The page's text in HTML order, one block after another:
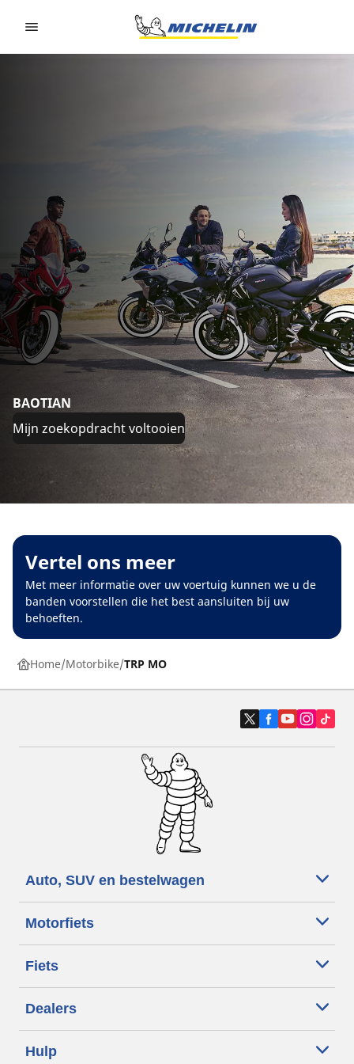
BAOTIAN
Mijn zoekopdracht voltooien
Vertel ons meer
Met meer informatie over uw voertuig kunnen we u de
banden voorstellen die het best aansluiten bij uw
behoeften.
Home Motorbike TRP MO
Auto, SUV en bestelwagen
Motorfiets
Fiets
Dealers
Hulp